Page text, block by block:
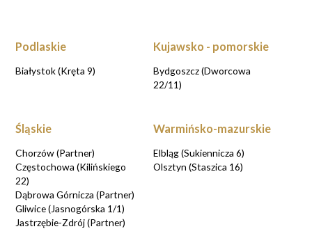
Podlaskie
Białystok (Kręta 9)
Kujawsko - pomorskie
Bydgoszcz (Dworcowa
22/11)
Śląskie
Chorzów (Partner)
Częstochowa (Kilińskiego
22)
Dąbrowa Górnicza (Partner)
Gliwice (Jasnogórska 1/1)
Jastrzębie-Zdrój (Partner)
Warmińsko-mazurskie
Elbląg (Sukiennicza 6)
Olsztyn (Staszica 16)